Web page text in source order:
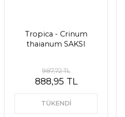
Tropica - Crinum
thaianum SAKSI
987,72 TL
888,95 TL
TÜKENDİ